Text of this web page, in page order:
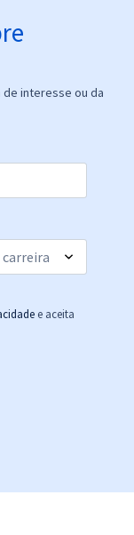
interesse ou da
e aceita